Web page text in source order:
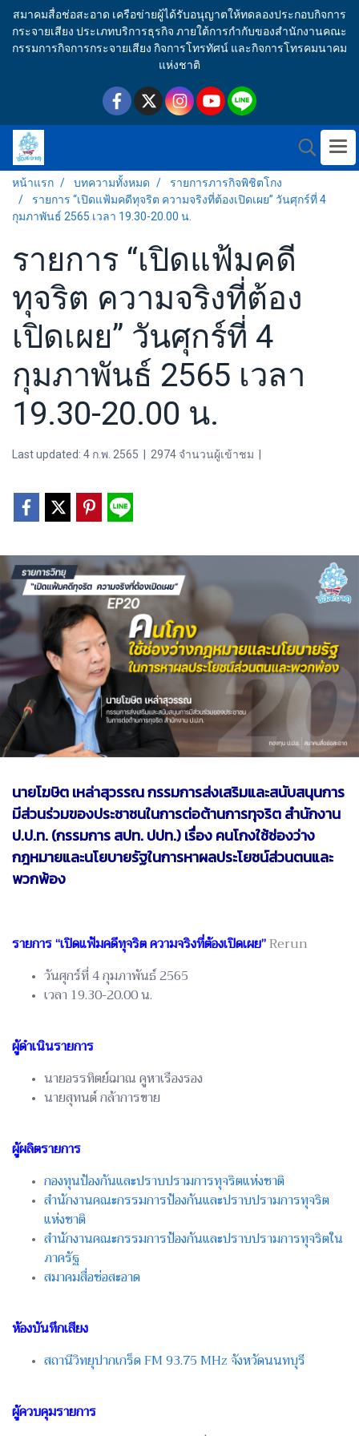
สมาคมสื่อช่อสะอาด เครือข่ายผู้ได้รับอนุญาตให้ทดลองประกอบกิจการ
กระจายเสียง ประเภทบริการธุรกิจ ภายใต้การกำกับของสำนักงานคณะ
กรรมการกิจการกระจายเสียง กิจการโทรทัศน์ และกิจการโทรคมนาคม
แห่งชาติ
หน้าแรก บทความทั้งหมด
รายการภารกิจพิชิตโกง
รายการ “เปิดแฟ้มคดีทุจริต ความจริงที่ต้องเปิดเผย” วันศุกร์ที่ 4
กุมภาพันธ์ 2565 เวลา 19.30-20.00 น.
รายการ “เปิดแฟ้มคดี
ทุจริต ความจริงที่ต้อง
เปิดเผย” วันศุกร์ที่ 4
กุมภาพันธ์ 2565 เวลา
19.30-20.00 น.
Last updated: 4 ก.พ. 2565 2974 จำนวนผู้เข้าชม
นายโฆษิต เหล่าสุวรรณ กรรมการส่งเสริมและสนับสนุนการ
มีส่วนร่วมของประชาชนในการต่อต้านการทุจริต สำนักงาน
ป.ป.ท. (กรรมการ สปท. ปปท.) เรื่อง คนโกงใช้ช่องว่าง
กฎหมายและนโยบายรัฐในการหาผลประโยชน์ส่วนตนและ
พวกพ้อง
รายการ “เปิดแฟ้มคดีทุจริต ความจริงที่ต้องเปิดเผย”Rerun
วันศุกร์ที่ 4 กุมภาพันธ์ 2565
เวลา 19.30-20.00 น.
ผู้ดำเนินรายการ
นายอรรทิตย์ฌาณ คูหาเรืองรอง
นายสุทนต์ กล้าการขาย
ผู้ผลิตรายการ
กองทุนป้องกันและปราบปรามการทุจริตแห่งชาติ
สำนักงานคณะกรรมการป้องกันและปราบปรามการทุจริต
แห่งชาติ
สำนักงานคณะกรรมการป้องกันและปราบปรามการทุจริตใน
ภาครัฐ
สมาคมสื่อช่อสะอาด
ห้องบันทึกเสียง
สถานีวิทยุปากเกร็ด FM 93.75 MHz จังหวัดนนทบุรี
ผู้ควบคุมรายการ